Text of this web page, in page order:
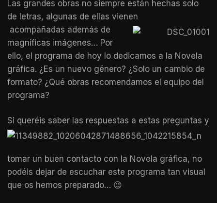
Las grandes obras no siempre están hechas solo
de letras, algunas de ellas vienen
acompañadas además de
magníficas imágenes… Por
ello, el programa de hoy lo dedicamos a la Novela
gráfica. ¿Es un nuevo género? ¿Solo un cambio de
formato? ¿Qué obras recomendamos el equipo del
programa?
Si queréis saber las respuestas a estas preguntas y
tomar un buen contacto con la Novela gráfica, no
podéis dejar de escuchar este programa tan visual
que os hemos preparado… 😉